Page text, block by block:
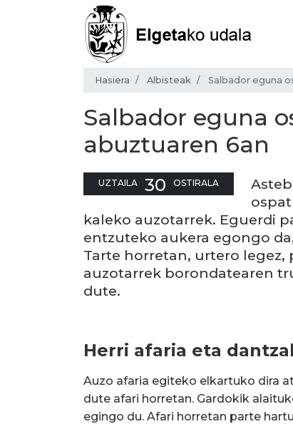
Hasiera Albisteak Salbador eguna
Salbador eguna
abuztuaren 6an
UZTAILA 30 OSTIRALA
kaleko auzotarrek. Eguerdi
entzuteko aukera egongo
Tarte horretan, urtero
auzotarrek borondatearen
dute.
Herri afaria eta
Auzo afaria egiteko elkartuko dira
dute afari horretan. Gardokik
egingo du. Afari horretan parte